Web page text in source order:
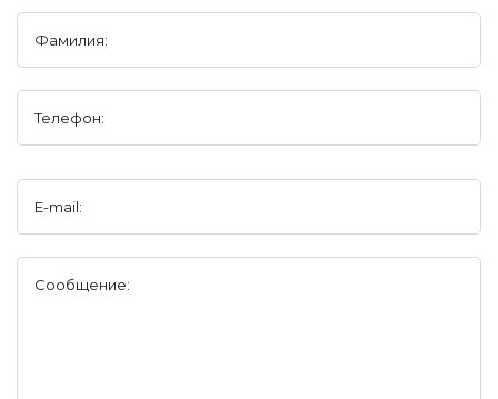
Фамилия:
Телефон:
E-mail:
Сообщение: